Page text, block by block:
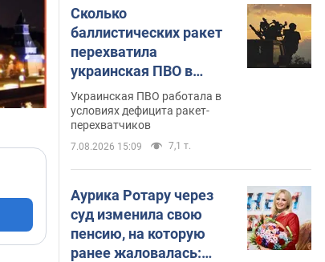
Сколько
баллистических ракет
перехватила
украинская ПВО в
июле: в Минобороны
назвали цифру
Украинская ПВО работала в
условиях дефицита ракет-
перехватчиков
7.08.2026 15:09 7,1 т.
Аурика Ротару через
суд изменила свою
пенсию, на которую
ранее жаловалась: